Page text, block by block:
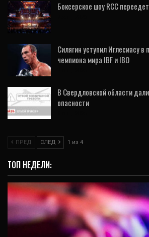
Боксерское шоу RCC
Силягин уступил Иглесиасу в
чемпиона мира IBF и IBO
В Свердловской области
опасности
ПРЕД СЛЕД 1 из 4
ТОП НЕДЕЛИ: